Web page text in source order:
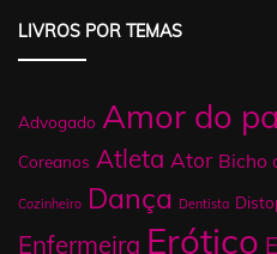
LIVROS POR TEMAS
Advogado Amor do
Coreanos Atleta Ator Bicho
Cozinheiro Dança Dentista
Enfermeira Erótico